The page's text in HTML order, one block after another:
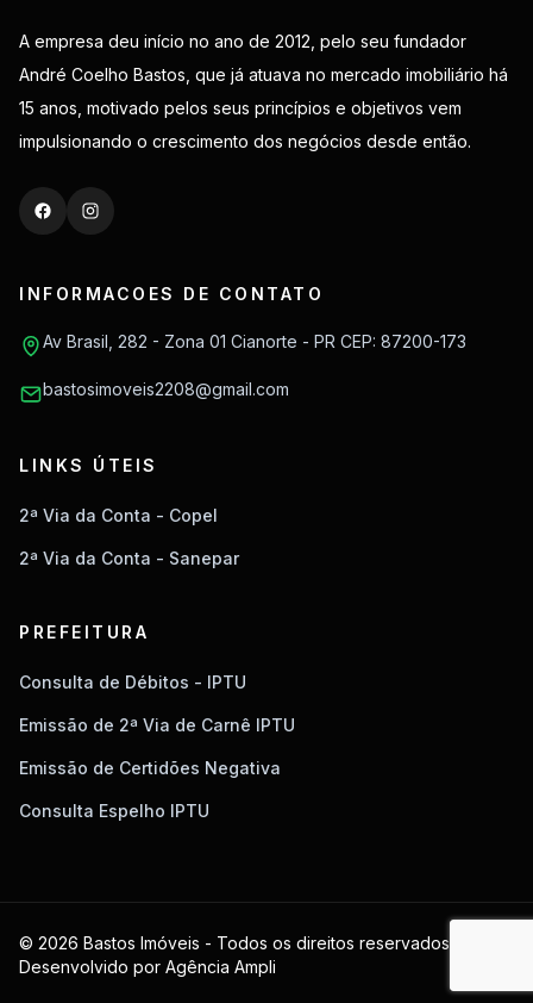
A empresa deu início no ano de 2012, pelo seu fundador
André Coelho Bastos, que já atuava no mercado imobiliário há
15 anos, motivado pelos seus princípios e objetivos vem
impulsionando o crescimento dos negócios desde então.
INFORMACOES DE CONTATO
Av Brasil, 282 - Zona 01 Cianorte - PR CEP: 87200-173
bastosimoveis2208@gmail.com
LINKS ÚTEIS
2ª Via da Conta - Copel
2ª Via da Conta - Sanepar
PREFEITURA
Consulta de Débitos - IPTU
Emissão de 2ª Via de Carnê IPTU
Emissão de Certidões Negativa
Consulta Espelho IPTU
© 2026 Bastos Imóveis - Todos os direitos reservados.
Desenvolvido por Agência Ampli